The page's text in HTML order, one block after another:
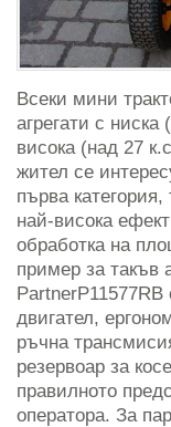
Всеки мини
агрегати с
висока (над 27
жител се
първа
най-висока
обработка на
пример за такъв
двигател,
ръчна
резервоар за
правилното
оператора. За